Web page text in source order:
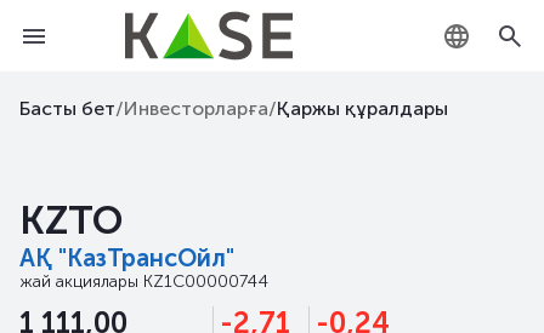
KZ
Басты бет/Инвесторларға/Қаржы құралдары
KZTO
АҚ "КазТрансОйл"
жай акциялары KZ1C00000744
1 111,00 -2,71 -0,24